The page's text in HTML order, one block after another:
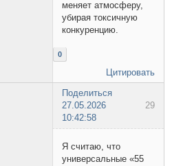
меняет атмосферу,
убирая токсичную
конкуренцию.
0
Цитировать
Поделиться
29
27.05.2026
10:42:58
Я считаю, что
универсальные «55